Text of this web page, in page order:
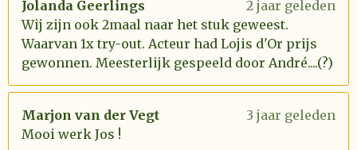
Jolanda Geerlings
2 jaar geleden
Wij zijn ook 2maal naar het stuk geweest.
Waarvan 1x try-out. Acteur had Lojis d'Or prijs
gewonnen. Meesterlijk gespeeld door André....(?)
Marjon van der Vegt
3 jaar geleden
Mooi werk Jos !